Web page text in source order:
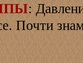
:
Почти